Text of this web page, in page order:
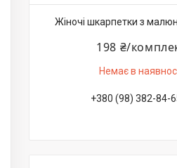
Жіночі шкарпетки з
198 ₴/
Немає в
+380 (98) 382-84-